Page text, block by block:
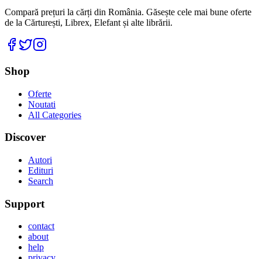
Compară prețuri la cărți din România. Găsește cele mai bune oferte
de la Cărturești, Librex, Elefant și alte librării.
Facebook
Twitter
Shop
Oferte
Noutati
All Categories
Discover
Autori
Edituri
Search
Support
contact
about
help